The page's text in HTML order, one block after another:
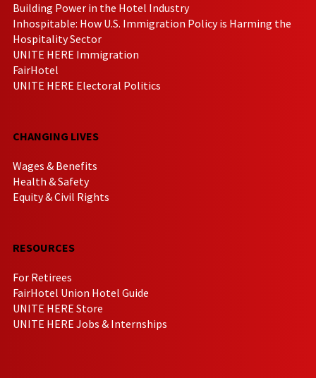
Building Power in the Hotel Industry
Inhospitable: How U.S. Immigration Policy is Harming the
Hospitality Sector
UNITE HERE Immigration
FairHotel
UNITE HERE Electoral Politics
CHANGING LIVES
Wages & Benefits
Health & Safety
Equity & Civil Rights
RESOURCES
For Retirees
FairHotel Union Hotel Guide
UNITE HERE Store
UNITE HERE Jobs & Internships